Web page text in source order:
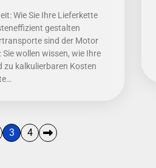
Wie Sie Ihre Lieferkette
gestalten
sind der Motor
wollen wissen, wie Ihre
zu kalkulierbaren Kosten
3 4